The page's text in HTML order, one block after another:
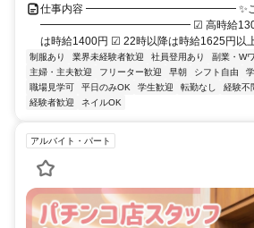
仕事内容 ━━━━━━━━━━━━━━ ✨この
━━━━━━━━━━━━━━ ☑ 高時給1300円
は時給1400円 ☑ 22時以降は時給1625円以
制服あり 業界未経験者歓迎 社員登用あり 副業・W
主婦・主夫歓迎
フリーター歓迎 早朝 シフト自由
職場見学可
平日のみOK 学生歓迎 転勤なし 経験不
経験者歓迎
ネイルOK
アルバイト・パート